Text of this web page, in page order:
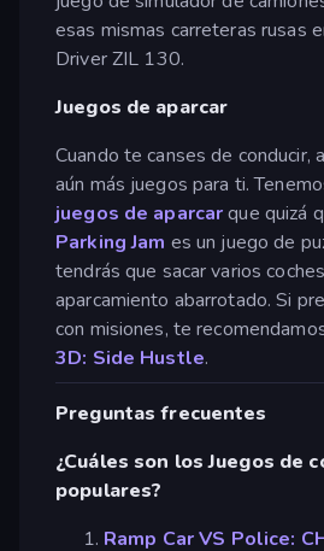
esas mismas carreteras rusas
Driver ZIL 130.
Juegos de aparcar
Cuando te canses de conducir,
aún más juegos para ti.
juegos de aparcarque quizá
Parking Jam es un juego de
tendrás que sacar varios
aparcamiento abarrotado. Si
con misiones, te
3D: Side Hustle.
Preguntas frecuentes
¿Cuáles son los Juegos de
populares?
Ramp Car VS Police: